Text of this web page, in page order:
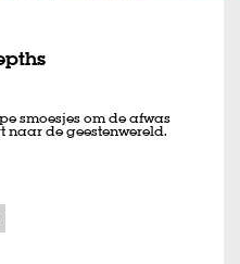
smoesjes om de afwas
naar de geestenwereld.